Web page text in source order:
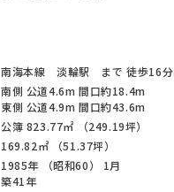
南海本線 淡輪駅 まで 徒歩16分
南側 公道4.6m 間口約18.4m
東側 公道4.9m 間口約43.6m
公簿 823.77㎡ （249.19坪）
169.82㎡ （51.37坪）
1985年 （昭和60） 1月
築41年